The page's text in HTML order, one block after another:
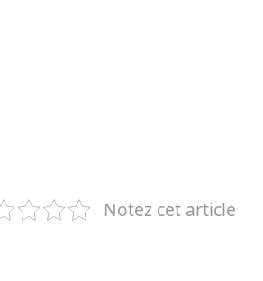
Notez cet article